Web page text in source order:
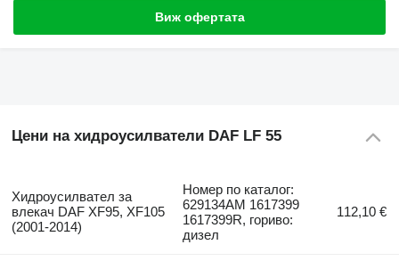
Виж офертата
Цени на хидроусилватели DAF LF 55
Хидроусилвател за
влекач DAF XF95, XF105
(2001-2014)
Номер по каталог:
629134AM 1617399
1617399R, гориво:
дизел
112,10 €